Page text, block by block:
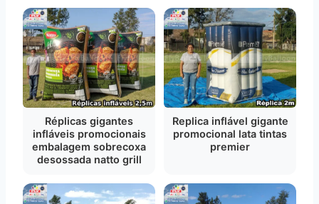
Réplicas gigantes
infláveis promocionais
embalagem sobrecoxa
desossada natto grill
Replica inflável gigante
promocional lata tintas
premier